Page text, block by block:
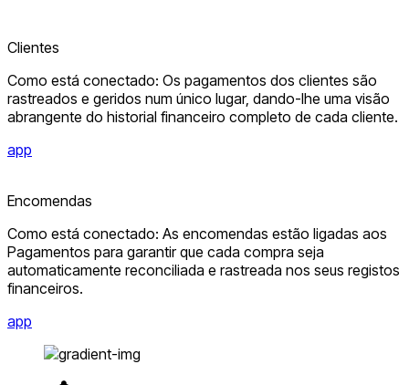
Clientes
Como está conectado: Os pagamentos dos clientes são
rastreados e geridos num único lugar, dando-lhe uma visão
abrangente do historial financeiro completo de cada cliente.
app
Encomendas
Como está conectado: As encomendas estão ligadas aos
Pagamentos para garantir que cada compra seja
automaticamente reconciliada e rastreada nos seus registos
financeiros.
app